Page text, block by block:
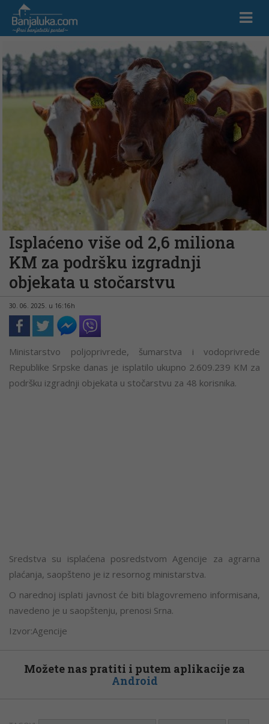
Isplaćeno više od 2,6 miliona
KM za podršku izgradnji
objekata u stočarstvu
30. 06. 2025. u 16:16h
Ministarstvo poljoprivrede, šumarstva i vodoprivrede
Republike Srpske danas je isplatilo ukupno 2.609.239 KM za
podršku izgradnji objekata u stočarstvu za 48 korisnika.
Sredstva su isplaćena posredstvom Agencije za agrarna
plaćanja, saopšteno je iz resornog ministarstva.
O narednoj isplati javnost će biti blagovremeno informisana,
navedeno je u saopštenju, prenosi Srna.
Izvor:Agencije
Možete nas pratiti i putem aplikacije za
Android